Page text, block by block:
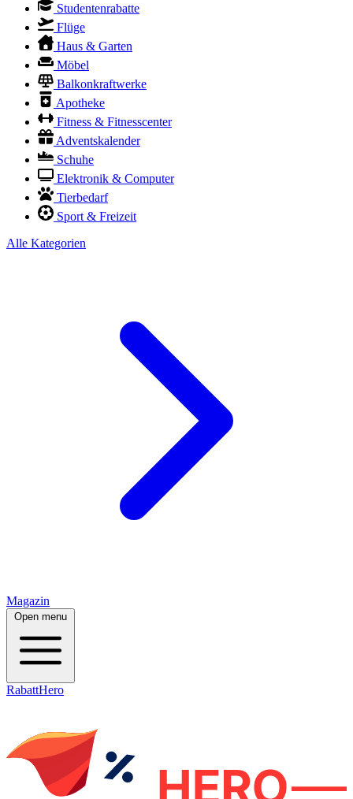
Studentenrabatte
Flüge
Haus & Garten
Möbel
Balkonkraftwerke
Apotheke
Fitness & Fitnesscenter
Adventskalender
Schuhe
Elektronik & Computer
Tierbedarf
Sport & Freizeit
Alle Kategorien
Magazin
Open menu
RabattHero